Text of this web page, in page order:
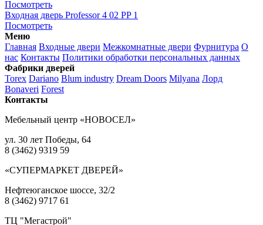
Посмотреть
Входная дверь Professor 4 02 PP 1
Посмотреть
Меню
Главная Входные двери Межкомнатные двери Фурнитура О
нас Контакты Политики обработки персональных данных
Фабрики дверей
Torex Dariano Blum industry Dream Doors Milyana Лорд
Bonaveri Forest
Контакты
Мебельный центр «НОВОСЕЛ»
ул. 30 лет Победы, 64
8 (3462) 9319 59
«СУПЕРМАРКЕТ ДВЕРЕЙ»
Нефтеюганское шоссе, 32/2
8 (3462) 9717 61
ТЦ "Мегастрой"